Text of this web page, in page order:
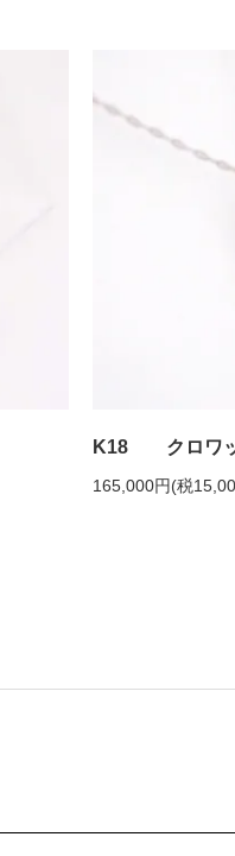
K18 クロワッ
165,000円(税